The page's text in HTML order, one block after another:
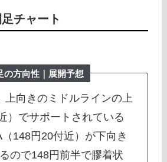
チャート
の方向性｜展開予想
上向きのミドルラインの上
）でサポートされている
148円20付近）が下向き
ので148円前半で膠着状